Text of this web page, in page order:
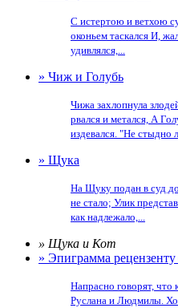
С истертою и ветхою
оконьем таскался И,
удивлялся,...
» Чиж и Голубь
Чижа захлопнула
рвался и метался, А
издевался. "Не стыдно
» Щука
На Щуку подан в суд
не стало; Улик
как надлежало,...
» Щука и Кот
» Эпиграмма
Напрасно говорят, что
Руслана и Людмилы.